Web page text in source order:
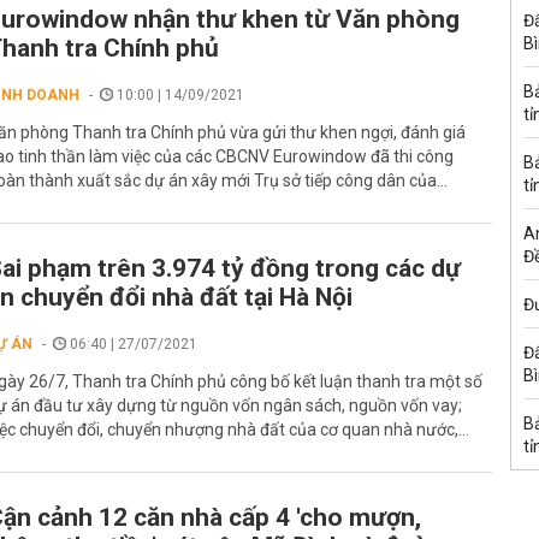
nhận thư khen từ Văn phòng
tra Chính phủ
DOANH 10:00 | 14/09/2021
phòng Thanh tra Chính phủ vừa gửi thư khen ngợi, đánh giá
tinh thần làm việc của các CBCNV Eurowindow đã thi công
thành xuất sắc dự án xây mới Trụ sở tiếp công dân của...
phạm trên 3.974 tỷ đồng trong các dự
chuyển đổi nhà đất tại Hà Nội
ÁN 06:40 | 27/07/2021
26/7, Thanh tra Chính phủ công bố kết luận thanh tra một số
án đầu tư xây dựng từ nguồn vốn ngân sách, nguồn vốn vay;
chuyển đổi, chuyển nhượng nhà đất của cơ quan nhà nước,...
cảnh 12 căn nhà cấp 4 'cho mượn,